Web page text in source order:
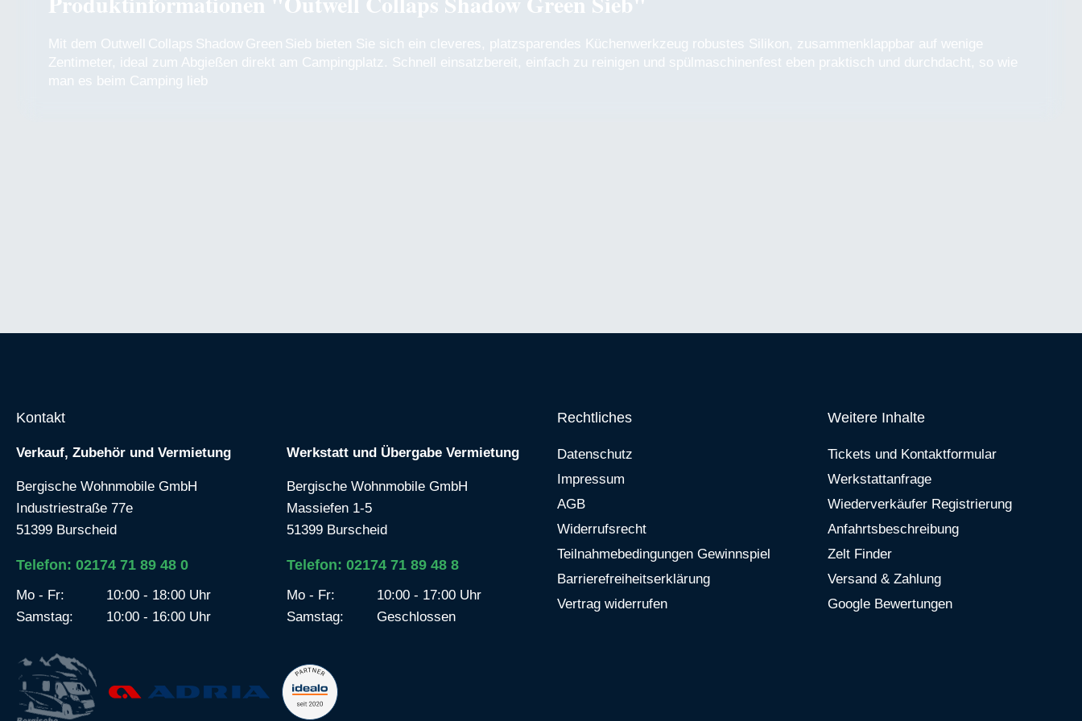
Mit dem Outwell Collaps Shadow Green Sieb bieten Sie sich ein cleveres, platzsparendes Küchenwerkzeug robustes Silikon, zusammenklappbar auf wenige
Zentimeter, ideal zum Abgießen direkt am Campingplatz. Schnell einsatzbereit, einfach zu reinigen und spülmaschinenfest eben praktisch und durchdacht, so wie
man es beim Camping lieb
Kontakt
Verkauf, Zubehör und Vermietung
Bergische Wohnmobile GmbH
Industriestraße 77e
51399 Burscheid
Telefon: 02174 71 89 48 0
Mo - Fr:
10:00 - 18:00 Uhr
Samstag:
10:00 - 16:00 Uhr
Werkstatt und Übergabe Vermietung
Bergische Wohnmobile GmbH
Massiefen 1-5
51399 Burscheid
Telefon: 02174 71 89 48 8
Mo - Fr:
10:00 - 17:00 Uhr
Samstag:
Geschlossen
Rechtliches
Datenschutz
Impressum
AGB
Widerrufsrecht
Teilnahmebedingungen Gewinnspiel
Barrierefreiheitserklärung
Vertrag widerrufen
Weitere Inhalte
Tickets und Kontaktformular
Werkstattanfrage
Wiederverkäufer Registrierung
Anfahrtsbeschreibung
Zelt Finder
Versand & Zahlung
Google Bewertungen